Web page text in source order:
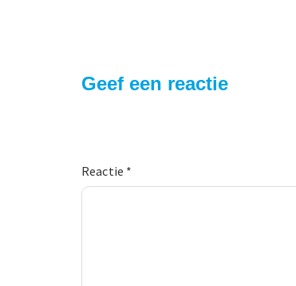
Geef een reactie
Reactie *